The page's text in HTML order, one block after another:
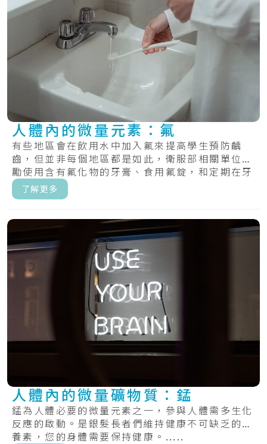
人體內的微量元素：氟
有些地區會在飲用水中加入氟來提高學生預防齲
齒，但並非每個地區都是如此，衛服部相關單位鼓
勵使用含有氟化物的牙膏、食用氟錠，和定期在牙
齒上塗.....
了解更多
人體內的微量礦物質：錳
錳為人體必要的微量元素之一，參與人體需多生化
反應的啟動。是銀髮長者們維持健康不可缺乏的營
養素，您的身體需要保持健康。.....